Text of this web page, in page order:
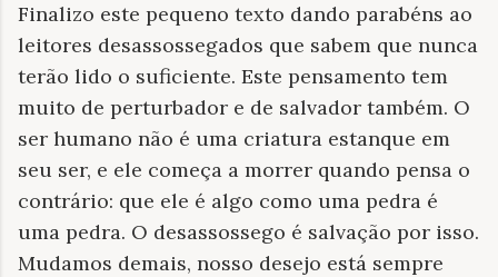
Finalizo este pequeno texto dando parabéns ao
leitores desassossegados que sabem que nunca
terão lido o suficiente. Este pensamento tem
muito de perturbador e de salvador também. O
ser humano não é uma criatura estanque em
seu ser, e ele começa a morrer quando pensa o
contrário: que ele é algo como uma pedra é
uma pedra. O desassossego é salvação por isso.
Mudamos demais, nosso desejo está sempre